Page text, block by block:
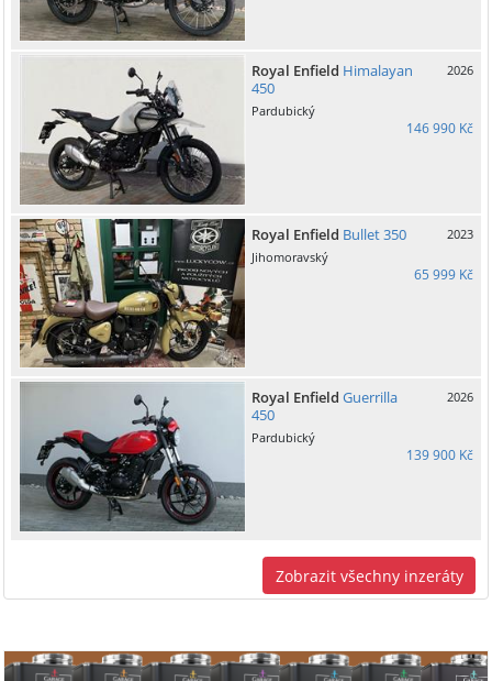
Royal Enfield Himalayan
450
2026
Pardubický
146 990 Kč
Royal Enfield Bullet 350
2023
Jihomoravský
65 999 Kč
Royal Enfield Guerrilla
450
2026
Pardubický
139 900 Kč
Zobrazit všechny inzeráty